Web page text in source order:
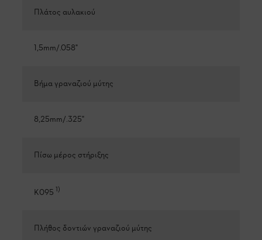
Πλάτος αυλακιού
1,5mm/.058"
Βήμα γραναζιού μύτης
8,25mm/.325"
Πίσω μέρος στήριξης
K095 1)
Πλήθος δοντιών γραναζιού μύτης